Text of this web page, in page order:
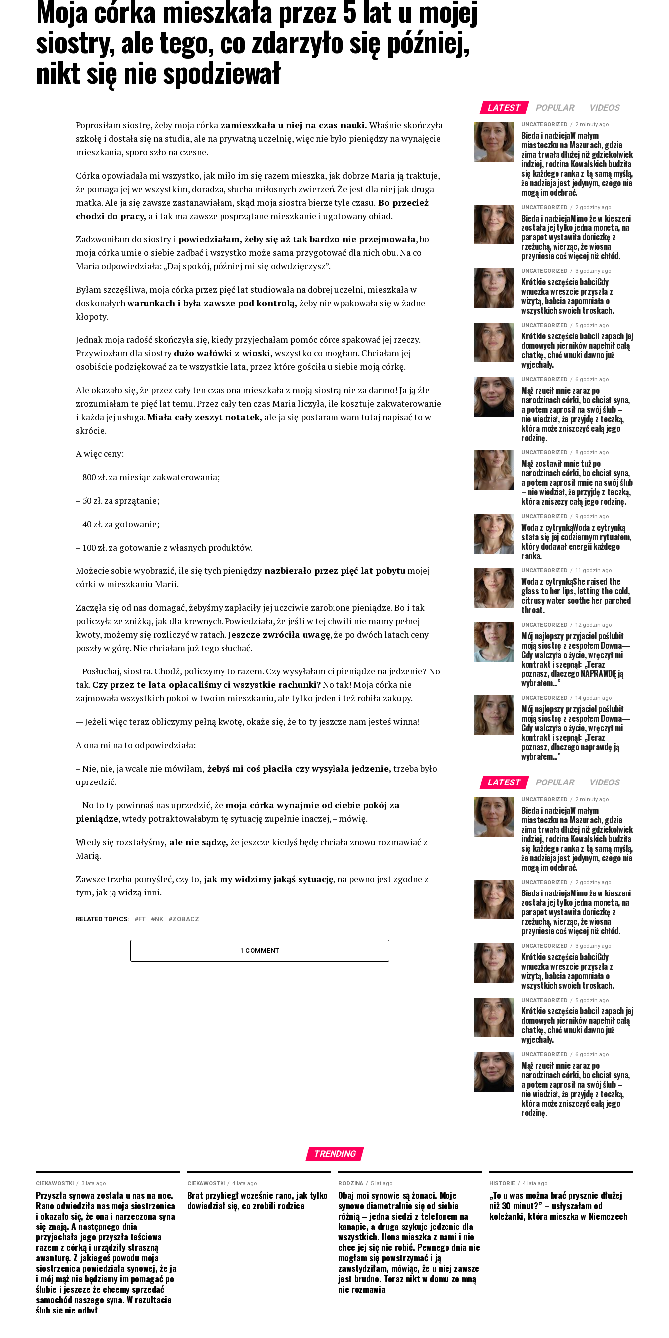
Moja córka mieszkała przez 5 lat u mojej
siostry, ale tego, co zdarzyło się później,
nikt się nie spodziewał
Poprosiłam siostrę, żeby moja córka zamieszkała u niej na czas nauki. Właśnie skończyła
szkołę i dostała się na studia, ale na prywatną uczelnię, więc nie było pieniędzy na wynajęcie
mieszkania, sporo szło na czesne.
Córka opowiadała mi wszystko, jak miło im się razem mieszka, jak dobrze Maria ją traktuje,
że pomaga jej we wszystkim, doradza, słucha miłosnych zwierzeń. Że jest dla niej jak druga
matka. Ale ja się zawsze zastanawiałam, skąd moja siostra bierze tyle czasu. Bo przecież
chodzi do pracy, a i tak ma zawsze posprzątane mieszkanie i ugotowany obiad.
Zadzwoniłam do siostry i powiedziałam, żeby się aż tak bardzo nie przejmowała, bo
moja córka umie o siebie zadbać i wszystko może sama przygotować dla nich obu. Na co
Maria odpowiedziała: „Daj spokój, później mi się odwdzięczysz”.
Byłam szczęśliwa, moja córka przez pięć lat studiowała na dobrej uczelni, mieszkała w
doskonałychwarunkach i była zawsze pod kontrolą, żeby nie wpakowała się w żadne
kłopoty.
Jednak moja radość skończyła się, kiedy przyjechałam pomóc córce spakować jej rzeczy.
Przywiozłam dla siostry dużo wałówki z wioski, wszystko co mogłam. Chciałam jej
osobiście podziękować za te wszystkie lata, przez które gościła u siebie moją córkę.
Ale okazało się, że przez cały ten czas ona mieszkała z moją siostrą nie za darmo! Ja ją źle
zrozumiałam te pięć lat temu. Przez cały ten czas Maria liczyła, ile kosztuje zakwaterowanie
i każda jej usługa.Miała cały zeszyt notatek, ale ja się postaram wam tutaj napisać to w
skrócie.
A więc ceny:
– 800 zł. za miesiąc zakwaterowania;
– 50 zł. za sprzątanie;
– 40 zł. za gotowanie;
– 100 zł. za gotowanie z własnych produktów.
Możecie sobie wyobrazić, ile się tych pieniędzy nazbierało przez pięć lat pobytu mojej
córki w mieszkaniu Marii.
Zaczęła się od nas domagać, żebyśmy zapłaciły jej uczciwie zarobione pieniądze. Bo i tak
policzyła ze zniżką, jak dla krewnych. Powiedziała, że ​​jeśli w tej chwili nie mamy pełnej
kwoty, możemy się rozliczyć w ratach.Jeszcze zwróciła uwagę, że po dwóch latach ceny
poszły w górę. Nie chciałam już tego słuchać.
– Posłuchaj, siostra. Chodź, policzymy to razem. Czy wysyłałam ci pieniądze na jedzenie? No
tak. Czy przez te lata opłacaliśmy ci wszystkie rachunki?No tak! Moja córka nie
zajmowała wszystkich pokoi w twoim mieszkaniu, ale tylko jeden i też robiła zakupy.
— Jeżeli więc teraz obliczymy pełną kwotę, okaże się, że to ty jeszcze nam jesteś winna!
A ona mi na to odpowiedziała:
– Nie, nie, ja wcale nie mówiłam, żebyś mi coś płaciła czy wysyłała jedzenie, trzeba było
uprzedzić.
– No to ty powinnaś nas uprzedzić, że moja córka wynajmie od ciebie pokój za
pieniądze, wtedy potraktowałabym tę sytuację zupełnie inaczej, – mówię.
Wtedy się rozstałyśmy, ale nie sądzę, że jeszcze kiedyś będę chciała znowu rozmawiać z
Marią.
Zawsze trzeba pomyśleć, czy to, jak my widzimy jakąś sytuację, na pewno jest zgodne z
tym, jak ją widzą inni.
RELATED TOPICS: FT NK ZOBACZ
1 COMMENT
LATEST POPULAR VIDEOS
UNCATEGORIZED 2 minuty ago
Bieda i nadziejaW małym
miasteczku na Mazurach, gdzie
zima trwała dłużej niż gdziekolwiek
indziej, rodzina Kowalskich budziła
się każdego ranka z tą samą myślą,
że nadzieja jest jedynym, czego nie
mogą im odebrać.
UNCATEGORIZED 2 godziny ago
Bieda i nadziejaMimo że w kieszeni
została jej tylko jedna moneta, na
parapet wystawiła doniczkę z
rzeżuchą, wierząc, że wiosna
przyniesie coś więcej niż chłód.
UNCATEGORIZED 3 godziny ago
Krótkie szczęście babciGdy
wnuczka wreszcie przyszła z
wizytą, babcia zapomniała o
wszystkich swoich troskach.
UNCATEGORIZED 5 godzin ago
Krótkie szczęście babciI zapach jej
domowych pierników napełnił całą
chatkę, choć wnuki dawno już
wyjechały.
UNCATEGORIZED 6 godzin ago
Mąż rzucił mnie zaraz po
narodzinach córki, bo chciał syna,
a potem zaprosił na swój ślub –
nie wiedział, że przyjdę z teczką,
która może zniszczyć całą jego
rodzinę.
UNCATEGORIZED 8 godzin ago
Mąż zostawił mnie tuż po
narodzinach córki, bo chciał syna,
a potem zaprosił mnie na swój ślub
– nie wiedział, że przyjdę z teczką,
która zniszczy całą jego rodzinę.
UNCATEGORIZED 9 godzin ago
Woda z cytrynkąWoda z cytrynką
stała się jej codziennym rytuałem,
który dodawał energii każdego
ranka.
UNCATEGORIZED 11 godzin ago
Woda z cytrynkąShe raised the
glass to her lips, letting the cold,
citrusy water soothe her parched
throat.
UNCATEGORIZED 12 godzin ago
Mój najlepszy przyjaciel poślubił
moją siostrę z zespołem Downa—
Gdy walczyła o życie, wręczył mi
kontrakt i szepnął: „Teraz
poznasz, dlaczego NAPRAWDĘ ją
wybrałem…”
UNCATEGORIZED 14 godzin ago
Mój najlepszy przyjaciel poślubił
moją siostrę z zespołem Downa—
Gdy walczyła o życie, wręczył mi
kontrakt i szepnął: „Teraz
poznasz, dlaczego naprawdę ją
wybrałem…”
LATEST POPULAR VIDEOS
UNCATEGORIZED 2 minuty ago
Bieda i nadziejaW małym
miasteczku na Mazurach, gdzie
zima trwała dłużej niż gdziekolwiek
indziej, rodzina Kowalskich budziła
się każdego ranka z tą samą myślą,
że nadzieja jest jedynym, czego nie
mogą im odebrać.
UNCATEGORIZED 2 godziny ago
Bieda i nadziejaMimo że w kieszeni
została jej tylko jedna moneta, na
parapet wystawiła doniczkę z
rzeżuchą, wierząc, że wiosna
przyniesie coś więcej niż chłód.
UNCATEGORIZED 3 godziny ago
Krótkie szczęście babciGdy
wnuczka wreszcie przyszła z
wizytą, babcia zapomniała o
wszystkich swoich troskach.
UNCATEGORIZED 5 godzin ago
Krótkie szczęście babciI zapach jej
domowych pierników napełnił całą
chatkę, choć wnuki dawno już
wyjechały.
UNCATEGORIZED 6 godzin ago
Mąż rzucił mnie zaraz po
narodzinach córki, bo chciał syna,
a potem zaprosił na swój ślub –
nie wiedział, że przyjdę z teczką,
która może zniszczyć całą jego
rodzinę.
TRENDING
CIEKAWOSTKI 3 lata ago
Przyszła synowa została u nas na noc.
Rano odwiedziła nas moja siostrzenica
i okazało się, że ona i narzeczona syna
się znają. A następnego dnia
przyjechała jego przyszła teściowa
razem z córką i urządziły straszną
awanturę. Z jakiegoś powodu moja
siostrzenica powiedziała synowej, że ja
i mój mąż nie będziemy im pomagać po
ślubie i jeszcze że chcemy sprzedać
samochód naszego syna. W rezultacie
ślub się nie odbył
CIEKAWOSTKI 4 lata ago
Brat przybiegł wcześnie rano, jak tylko
dowiedział się, co zrobili rodzice
RODZINA 5 lat ago
Obaj moi synowie są żonaci. Moje
synowe diametralnie się od siebie
różnią – jedna siedzi z telefonem na
kanapie, a druga szykuje jedzenie dla
wszystkich. Ilona mieszka z nami i nie
chce jej się nic robić. Pewnego dnia nie
mogłam się powstrzymać i ją
zawstydziłam, mówiąc, że u niej zawsze
jest brudno. Teraz nikt w domu ze mną
nie rozmawia
HISTORIE 4 lata ago
„To u was można brać prysznic dłużej
niż 30 minut?” – usłyszałam od
koleżanki, która mieszka w Niemczech